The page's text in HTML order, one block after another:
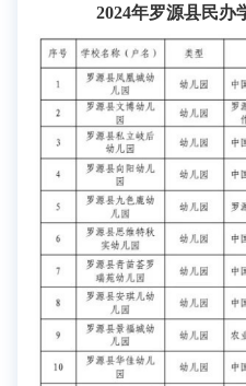
2024年罗源县民办